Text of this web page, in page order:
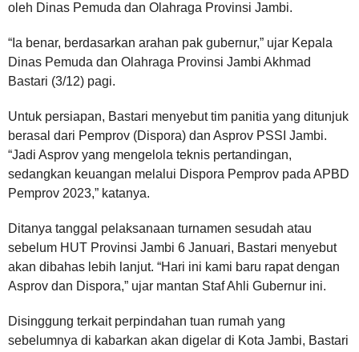
oleh Dinas Pemuda dan Olahraga Provinsi Jambi.
“Ia benar, berdasarkan arahan pak gubernur,” ujar Kepala
Dinas Pemuda dan Olahraga Provinsi Jambi Akhmad
Bastari (3/12) pagi.
Untuk persiapan, Bastari menyebut tim panitia yang ditunjuk
berasal dari Pemprov (Dispora) dan Asprov PSSI Jambi.
“Jadi Asprov yang mengelola teknis pertandingan,
sedangkan keuangan melalui Dispora Pemprov pada APBD
Pemprov 2023,” katanya.
Ditanya tanggal pelaksanaan turnamen sesudah atau
sebelum HUT Provinsi Jambi 6 Januari, Bastari menyebut
akan dibahas lebih lanjut. “Hari ini kami baru rapat dengan
Asprov dan Dispora,” ujar mantan Staf Ahli Gubernur ini.
Disinggung terkait perpindahan tuan rumah yang
sebelumnya di kabarkan akan digelar di Kota Jambi, Bastari